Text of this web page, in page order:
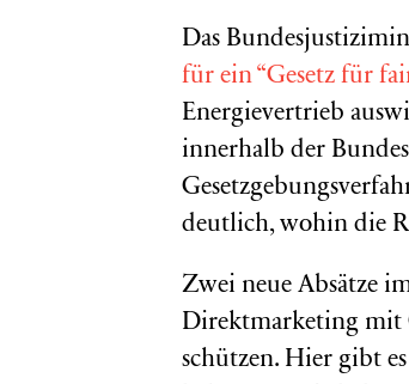
Das
für ein “Gesetz für
Energievertrieb
innerhalb der
deutlich, wohin die
Zwei neue Absätze
Direktmarketing mit
schützen. Hier gibt